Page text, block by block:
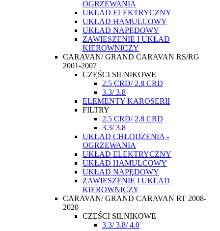
OGRZEWANIA
UKŁAD ELEKTRYCZNY
UKŁAD HAMULCOWY
UKŁAD NAPĘDOWY
ZAWIESZENIE I UKŁAD
KIEROWNICZY
CARAVAN/ GRAND CARAVAN RS/RG
2001-2007
CZĘŚCI SILNIKOWE
2.5 CRD/ 2.8 CRD
3.3/ 3.8
ELEMENTY KAROSERII
FILTRY
2.5 CRD/ 2.8 CRD
3.3/ 3.8
UKŁAD CHŁODZENIA -
OGRZEWANIA
UKŁAD ELEKTRYCZNY
UKŁAD HAMULCOWY
UKŁAD NAPĘDOWY
ZAWIESZENIE I UKŁAD
KIEROWNICZY
CARAVAN/ GRAND CARAVAN RT 2008-
2020
CZĘŚCI SILNIKOWE
3.3/ 3.8/ 4.0